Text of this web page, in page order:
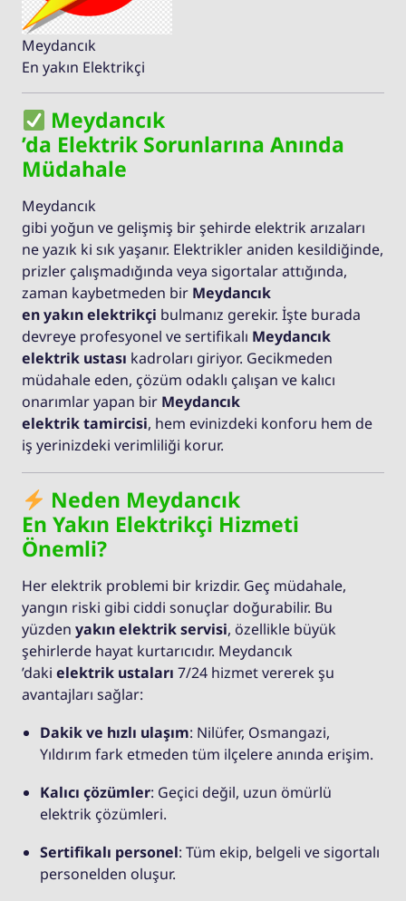
Meydancık
En yakın Elektrikçi
Meydancık
’da Elektrik Sorunlarına Anında
Müdahale
Meydancık
gibi yoğun ve gelişmiş bir şehirde elektrik arızaları
ne yazık ki sık yaşanır. Elektrikler aniden kesildiğinde,
prizler çalışmadığında veya sigortalar attığında,
zaman kaybetmeden bir Meydancık
en yakın elektrikçi bulmanız gerekir. İşte burada
devreye profesyonel ve sertifikalı Meydancık
elektrik ustası kadroları giriyor. Gecikmeden
müdahale eden, çözüm odaklı çalışan ve kalıcı
onarımlar yapan bir Meydancık
elektrik tamircisi, hem evinizdeki konforu hem de
iş yerinizdeki verimliliği korur.
Neden Meydancık
En Yakın Elektrikçi Hizmeti
Önemli?
Her elektrik problemi bir krizdir. Geç müdahale,
yangın riski gibi ciddi sonuçlar doğurabilir. Bu
yüzden yakın elektrik servisi, özellikle büyük
şehirlerde hayat kurtarıcıdır. Meydancık
’daki elektrik ustaları 7/24 hizmet vererek şu
avantajları sağlar:
Dakik ve hızlı ulaşım: Nilüfer, Osmangazi,
Yıldırım fark etmeden tüm ilçelere anında erişim.
Kalıcı çözümler: Geçici değil, uzun ömürlü
elektrik çözümleri.
Sertifikalı personel: Tüm ekip, belgeli ve sigortalı
personelden oluşur.